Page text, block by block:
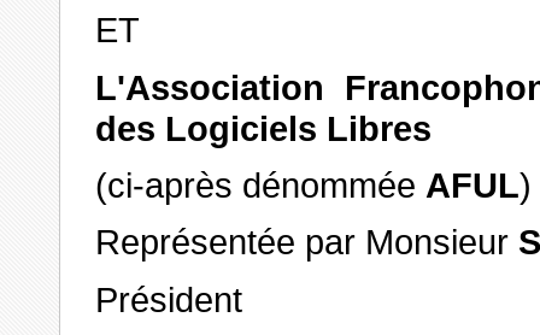
ET
L'Association
des Logiciels Libres
(ci-après dénommée AFUL)
Représentée par Monsieur
Président